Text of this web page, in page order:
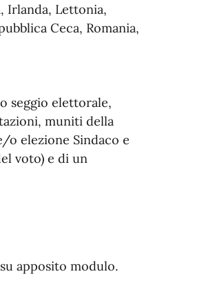
Irlanda, Lettonia,
Ceca, Romania,
seggio elettorale,
muniti della
o elezione Sindaco e
voto) e di un
apposito modulo.